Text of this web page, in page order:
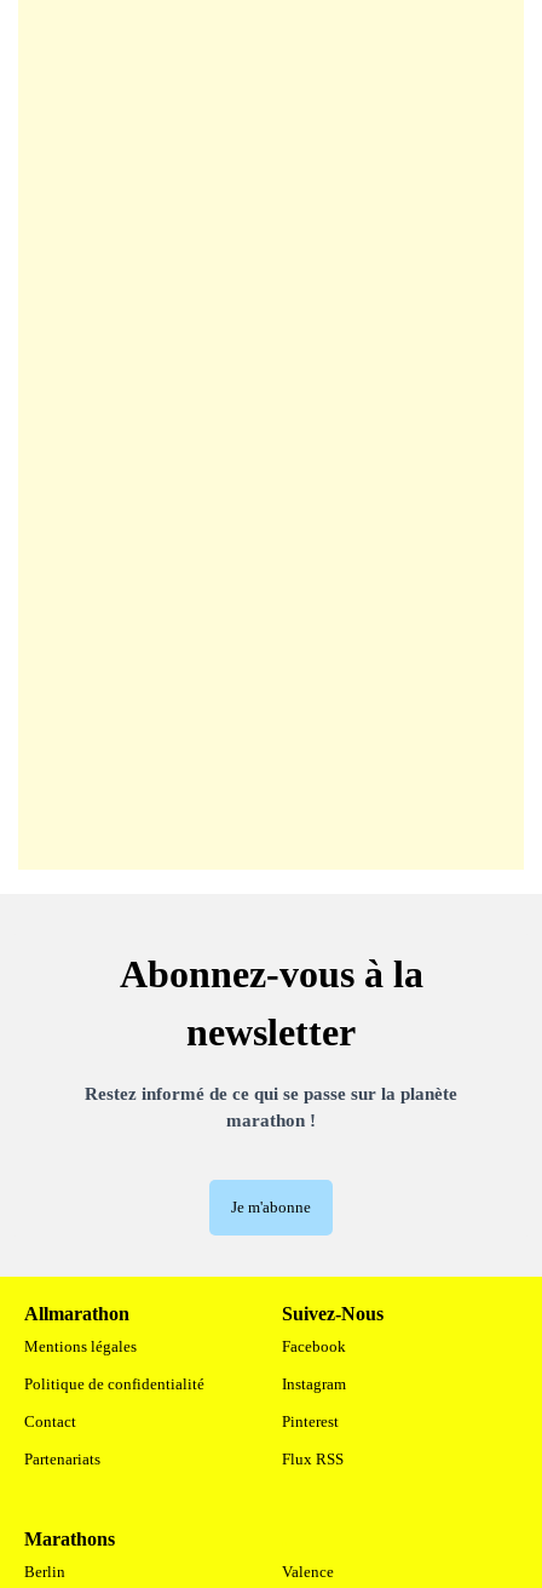
Abonnez-vous à la
newsletter
Restez informé de ce qui se passe sur la planète
marathon !
Je m'abonne
Allmarathon
Mentions légales
Politique de confidentialité
Contact
Partenariats
Suivez-Nous
Facebook
Instagram
Pinterest
Flux RSS
Marathons
Berlin Valence